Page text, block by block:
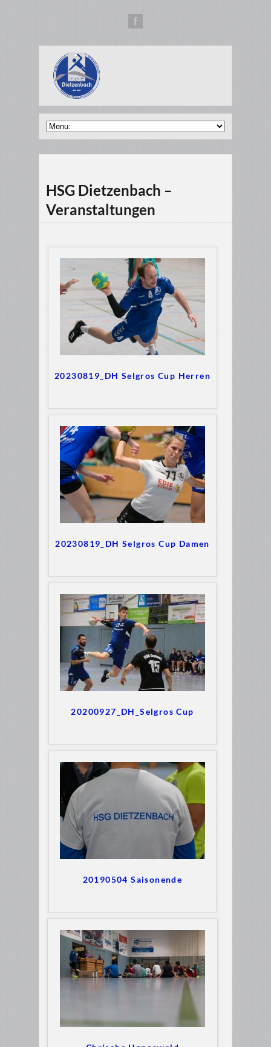
HSG Dietzenbach –
Veranstaltungen
20230819_DH Selgros Cup Herren
20230819_DH Selgros Cup Damen
20200927_DH_Selgros Cup
20190504 Saisonende